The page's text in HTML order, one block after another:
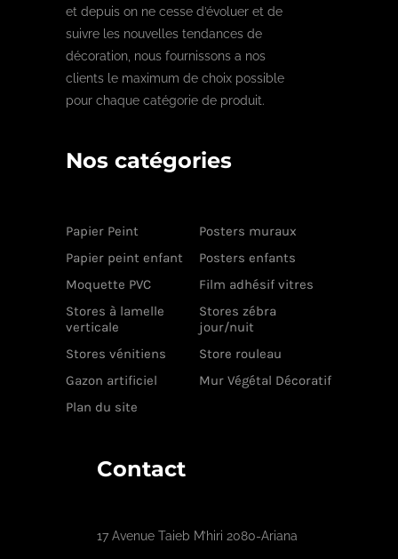
et depuis on ne cesse d’évoluer et de
suivre les nouvelles tendances de
décoration, nous fournissons a nos
clients le maximum de choix possible
pour chaque catégorie de produit.
Nos catégories
Papier Peint
Posters muraux
Papier peint enfant
Posters enfants
Moquette PVC
Film adhésif vitres
Stores à lamelle
verticale
Stores zébra
jour/nuit
Stores vénitiens
Store rouleau
Gazon artificiel
Mur Végétal Décoratif
Plan du site
Contact
17 Avenue Taieb M’hiri 2080-Ariana